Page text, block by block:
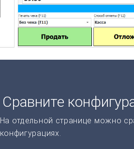
Сравните
На отдельной странице можно
конфигурациях.